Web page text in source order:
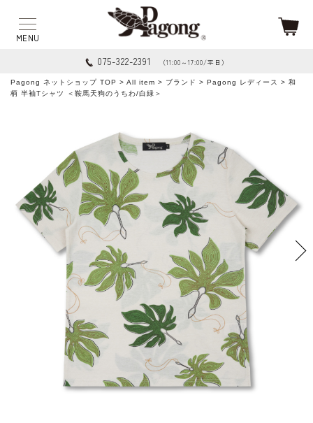
075-322-2391 （11:00～17:00/平日）
Pagong ネットショップ TOP > All item > ブランド > Pagong レディース
> 和
柄 半袖Tシャツ ＜鞍馬天狗のうちわ/白緑＞